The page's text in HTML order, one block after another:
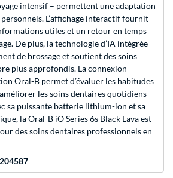
intensif – permettent une adaptation
L’affichage interactif fournit
utiles et un retour en temps
De plus, la technologie d’IA intégrée
de brossage et soutient des soins
plus approfondis. La connexion
Oral-B permet d’évaluer les habitudes
les soins dentaires quotidiens
sa puissante batterie lithium-ion et sa
la Oral-B iO Series 6s Black Lava est
des soins dentaires professionnels en